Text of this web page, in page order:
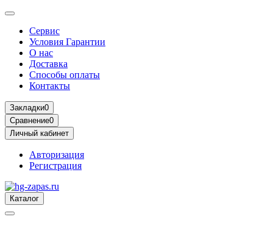
Сервис
Условия Гарантии
О нас
Доставка
Способы оплаты
Контакты
Закладки0
Сравнение0
Личный кабинет
Авторизация
Регистрация
Каталог